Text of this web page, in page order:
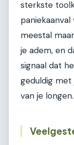
sterkste
meestal
je adem, en
signaal dat
geduldig
van je longen.